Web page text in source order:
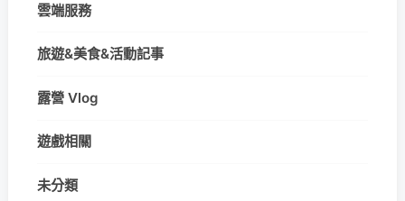
雲端服務
旅遊&美食&活動記事
露營 Vlog
遊戲相關
未分類